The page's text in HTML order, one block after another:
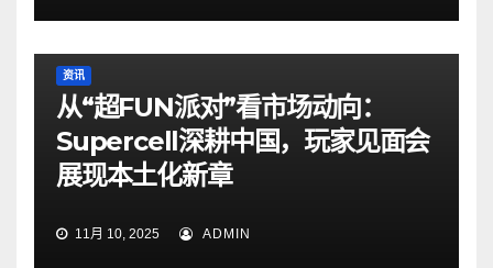
资讯
从“超FUN派对”看市场动向：
Supercell深耕中国，玩家见面会
展现本土化新章
11月 10, 2025 ADMIN